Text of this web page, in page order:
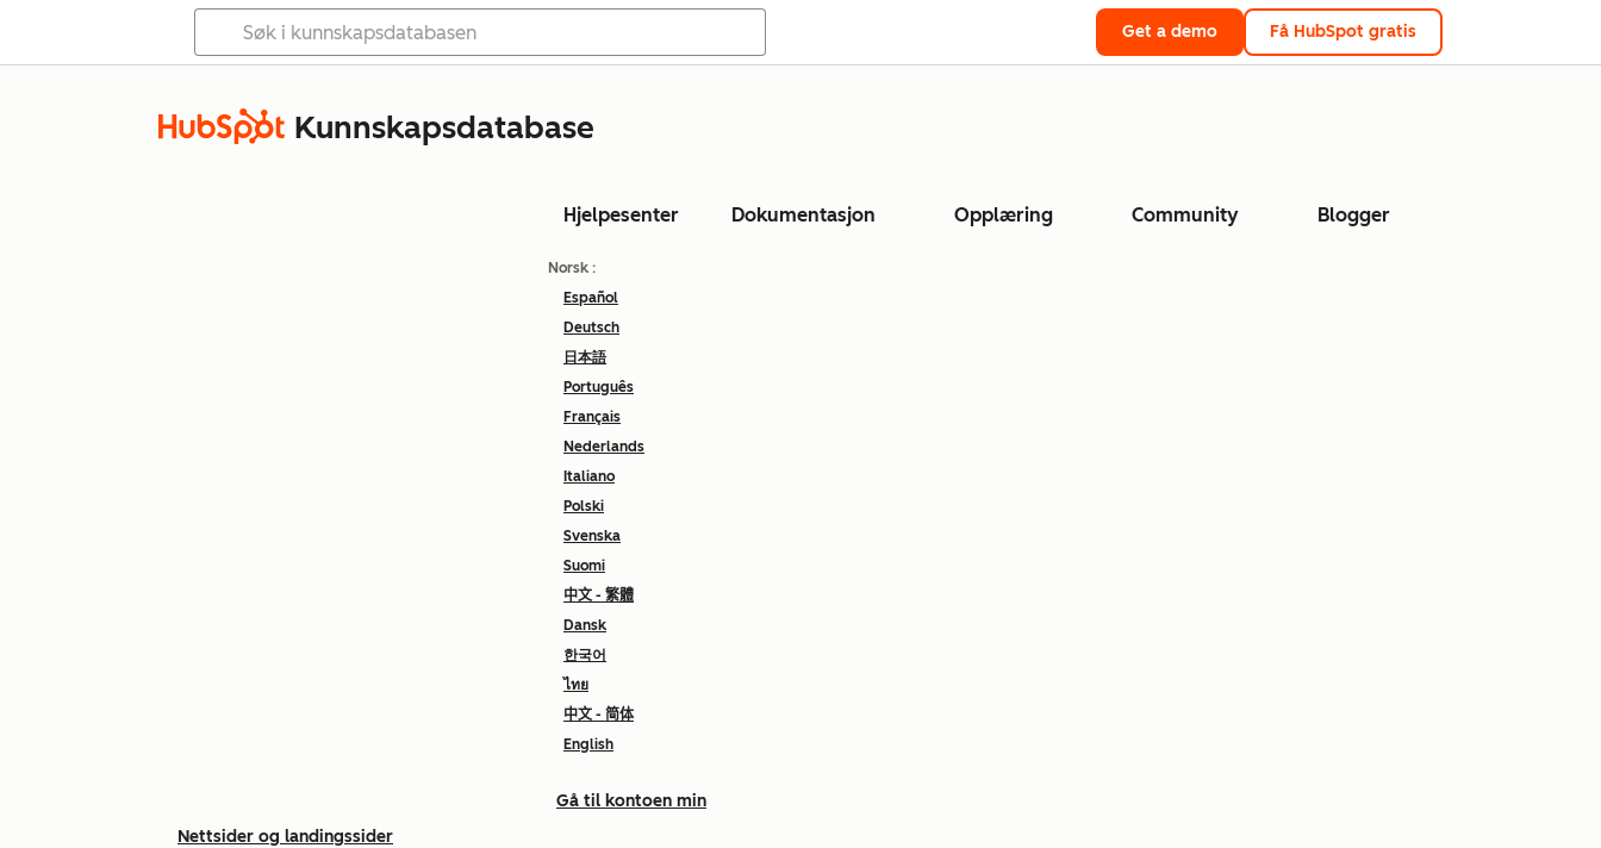
Get a demo Få HubSpot gratis
Kunnskapsdatabase
Hjelpesenter Dokumentasjon Opplæring Community Blogger
Norsk :
Español
Deutsch
日本語
Português
Français
Nederlands
Italiano
Polski
Svenska
Suomi
中文 - 繁體
Dansk
한국어
ไทย
中文 - 简体
English
Gå til kontoen min
Nettsider og landingssider